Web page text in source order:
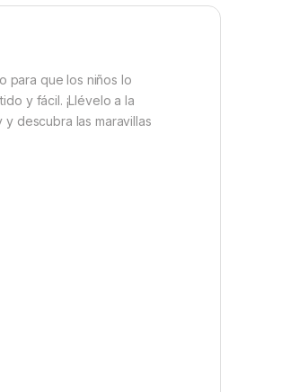
para que los niños lo
y fácil. ¡Llévelo a la
descubra las maravillas